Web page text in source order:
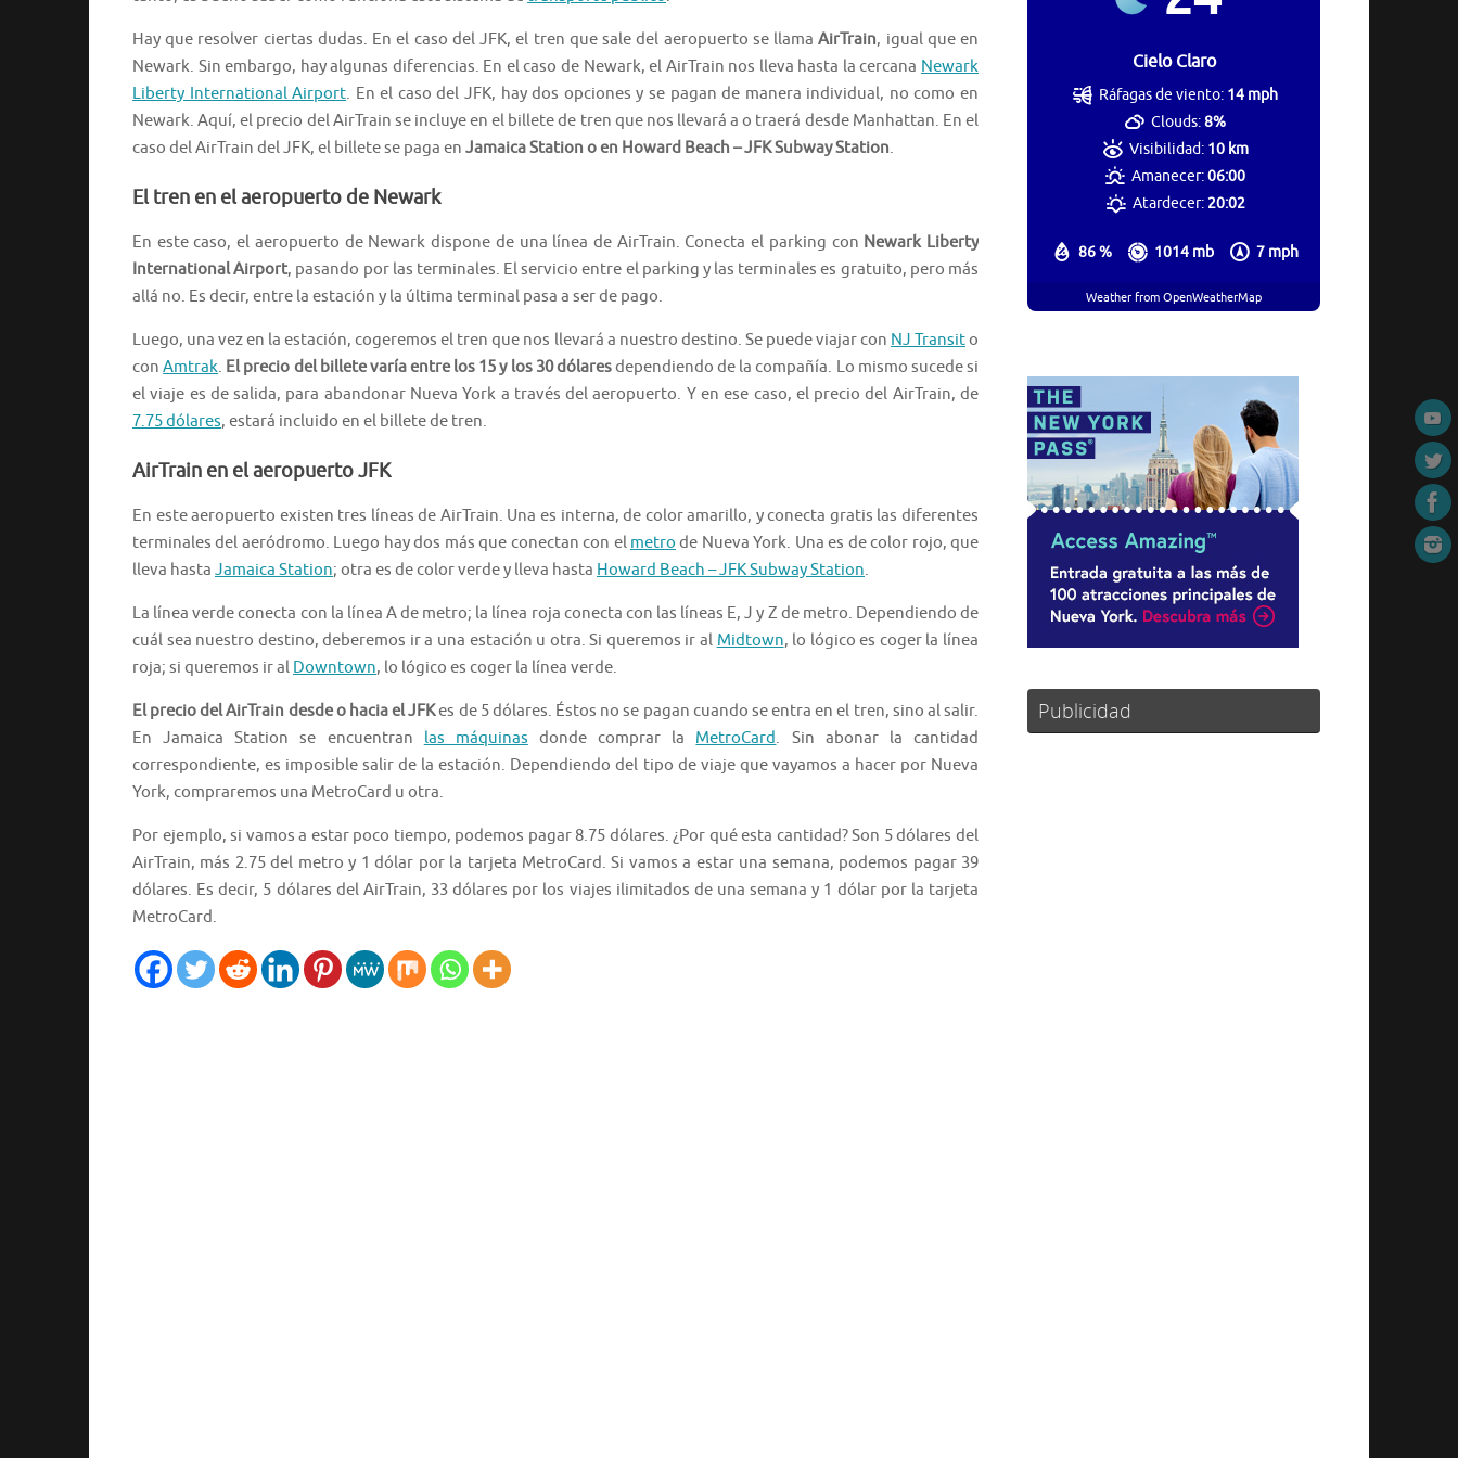
Hay que resolver ciertas dudas. En el caso del JFK, el tren que sale del aeropuerto se llamaAirTrain, igual que en
Newark. Sin embargo, hay algunas diferencias. En el caso de Newark, el AirTrain nos lleva hasta la cercana Newark
Liberty International Airport. En el caso del JFK, hay dos opciones y se pagan de manera individual, no como en
Newark. Aquí, el precio del AirTrain se incluye en el billete de tren que nos llevará a o traerá desde Manhattan. En el
caso del AirTrain del JFK, el billete se paga en Jamaica Station o en Howard Beach – JFK Subway Station.
El tren en el aeropuerto de Newark
En este caso, el aeropuerto de Newark dispone de una línea de AirTrain. Conecta el parking con Newark Liberty
International Airport, pasando por las terminales. El servicio entre el parking y las terminales es gratuito, pero más
allá no. Es decir, entre la estación y la última terminal pasa a ser de pago.
Luego, una vez en la estación, cogeremos el tren que nos llevará a nuestro destino. Se puede viajar con NJ Transito
conAmtrak. El precio del billete varía entre los 15 y los 30 dólaresdependiendo de la compañía. Lo mismo sucede si
el viaje es de salida, para abandonar Nueva York a través del aeropuerto. Y en ese caso, el precio del AirTrain, de
7.75 dólares, estará incluido en el billete de tren.
AirTrain en el aeropuerto JFK
En este aeropuerto existen tres líneas de AirTrain. Una es interna, de color amarillo, y conecta gratis las diferentes
terminales del aeródromo. Luego hay dos más que conectan con el metro de Nueva York. Una es de color rojo, que
lleva hasta Jamaica Station; otra es de color verde y lleva hasta Howard Beach – JFK Subway Station.
La línea verde conecta con la línea A de metro; la línea roja conecta con las líneas E, J y Z de metro. Dependiendo de
cuál sea nuestro destino, deberemos ir a una estación u otra. Si queremos ir al Midtown, lo lógico es coger la línea
roja; si queremos ir al Downtown, lo lógico es coger la línea verde.
El precio del AirTrain desde o hacia el JFKes de 5 dólares. Éstos no se pagan cuando se entra en el tren, sino al salir.
En Jamaica Station se encuentran las máquinas donde comprar la MetroCard. Sin abonar la cantidad
correspondiente, es imposible salir de la estación. Dependiendo del tipo de viaje que vayamos a hacer por Nueva
York, compraremos una MetroCard u otra.
Por ejemplo, si vamos a estar poco tiempo, podemos pagar 8.75 dólares. ¿Por qué esta cantidad? Son 5 dólares del
AirTrain, más 2.75 del metro y 1 dólar por la tarjeta MetroCard. Si vamos a estar una semana, podemos pagar 39
dólares. Es decir, 5 dólares del AirTrain, 33 dólares por los viajes ilimitados de una semana y 1 dólar por la tarjeta
MetroCard.
Cielo Claro
86 % 1014 mb 7 mph
Ráfagas de viento: 14 mph
Clouds:8%
Visibilidad: 10 km
Amanecer:06:00
Atardecer:20:02
Weather from OpenWeatherMap
Publicidad